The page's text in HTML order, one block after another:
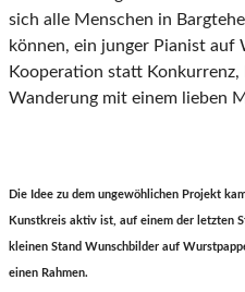
sich alle Menschen in
können, ein junger Pianist auf
Kooperation statt
Wanderung mit einem lieben
Die Idee zu dem ungewöhlichen Projekt
Kunstkreis aktiv ist, auf einem der letzten
kleinen Stand Wunschbilder auf
einen Rahmen.